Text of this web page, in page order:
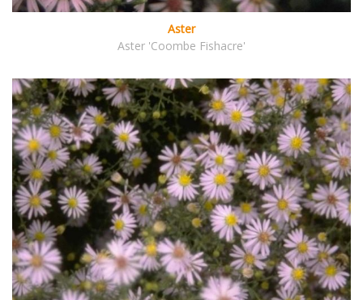
Aster
Aster 'Coombe Fishacre'